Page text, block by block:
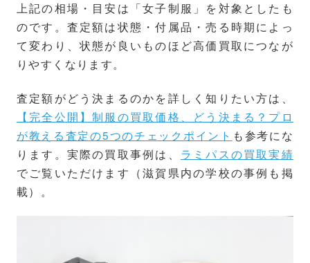
上記の相場・目安は「女子制服」を対象としたも
のです。査定額は状態・付属品・売る時期によっ
て変わり、状態が良いものほど高価買取につなが
りやすくなります。
査定額がどう決まるのかを詳しく知りたい方は、
【完全公開】制服の買取価格、どう決まる？プロ
が教える査定の5つのチェックポイント も参考にな
ります。実際の買取事例は、 ラミパスの買取実績
でご覧いただけます（滋賀県内の学校の事例も掲
載）。